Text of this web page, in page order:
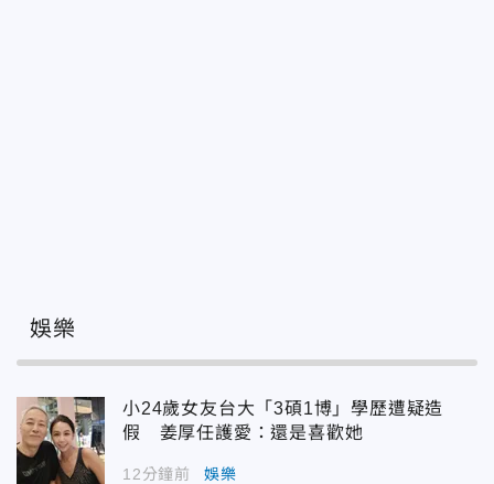
娛樂
小24歲女友台大「3碩1博」學歷遭疑造
假 姜厚任護愛：還是喜歡她
12分鐘前 娛樂